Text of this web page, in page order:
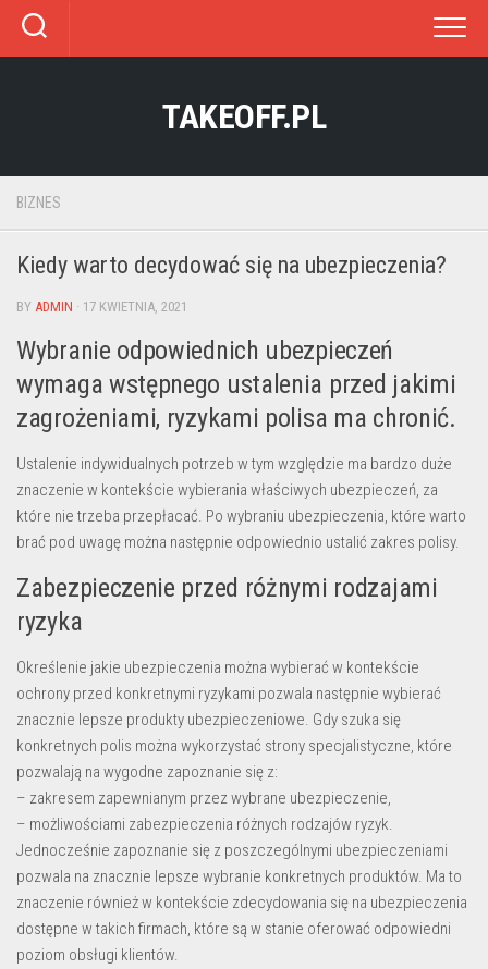
Skip
content
TAKEOFF.PL
BIZNES
Kiedy warto decydować się na ubezpieczenia?
BY ADMIN · 17 KWIETNIA, 2021
Wybranie odpowiednich ubezpieczeń
wymaga wstępnego ustalenia przed jakimi
zagrożeniami, ryzykami polisa ma chronić.
Ustalenie indywidualnych potrzeb w tym względzie ma bardzo duże
znaczenie w kontekście wybierania właściwych ubezpieczeń, za
które nie trzeba przepłacać. Po wybraniu ubezpieczenia, które warto
brać pod uwagę można następnie odpowiednio ustalić zakres polisy.
Zabezpieczenie przed różnymi rodzajami
ryzyka
Określenie jakie ubezpieczenia można wybierać w kontekście
ochrony przed konkretnymi ryzykami pozwala następnie wybierać
znacznie lepsze produkty ubezpieczeniowe. Gdy szuka się
konkretnych polis można wykorzystać strony specjalistyczne, które
pozwalają na wygodne zapoznanie się z:
– zakresem zapewnianym przez wybrane ubezpieczenie,
– możliwościami zabezpieczenia różnych rodzajów ryzyk.
Jednocześnie zapoznanie się z poszczególnymi ubezpieczeniami
pozwala na znacznie lepsze wybranie konkretnych produktów. Ma to
znaczenie również w kontekście zdecydowania się na ubezpieczenia
dostępne w takich firmach, które są w stanie oferować odpowiedni
poziom obsługi klientów.